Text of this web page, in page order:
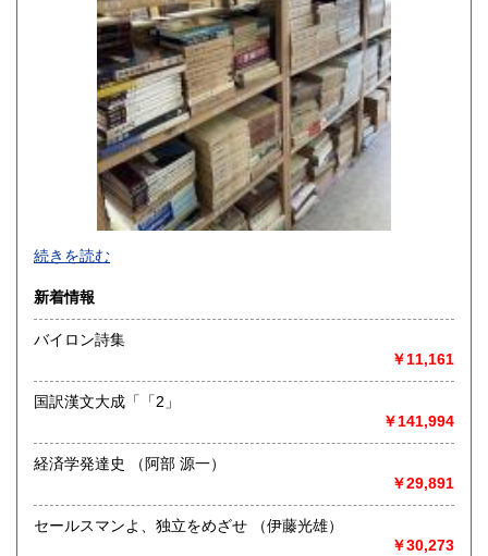
1,500円
-
沿線名：-
最寄駅：-
営業時間：-
定休日：-
書籍の買取について
取り扱い分野
総記、哲学宗教、歴史、社会科学、自然科学、美術工芸、国
語国文、外国文学、古典籍、近代文献、趣味、外国書、サブ
カルチャー、古書一般（その他）
続きを読む
新着情報
バイロン詩集
￥11,161
国訳漢文大成「「2」
￥141,994
経済学発達史 （阿部 源一）
￥29,891
セールスマンよ、独立をめざせ （伊藤光雄）
￥30,273